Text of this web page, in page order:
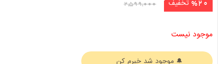
%20 تخفیف 2,599,000
موجود نیست